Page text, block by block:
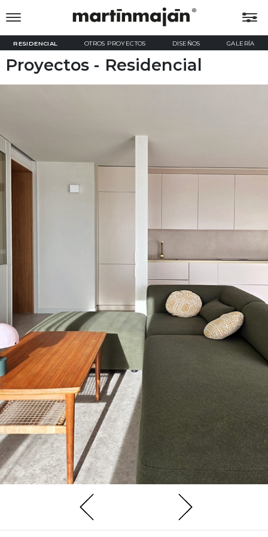
RESIDENCIAL OTROS PROYECTOS DISEÑOS GALERÍA
Proyectos - Residencial